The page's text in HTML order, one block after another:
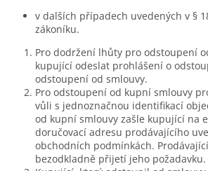
v dalších případech uvedených v §
zákoníku.
Pro dodržení lhůty pro odstoupení
kupující odeslat prohlášení o
odstoupení od smlouvy.
Pro odstoupení od kupní smlouvy
vůli s jednoznačnou identifikací
od kupní smlouvy zašle kupující na
doručovací adresu prodávajícího
obchodních podmínkách.
bezodkladně přijetí jeho požadavku.